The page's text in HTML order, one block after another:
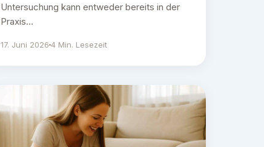
Untersuchung kann entweder bereits in der
Praxis…
17. Juni 20264 Min. Lesezeit